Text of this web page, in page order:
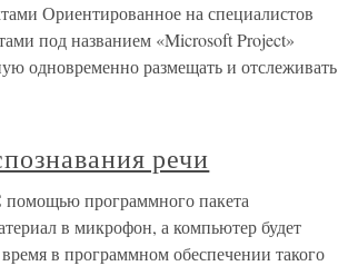
Ориентированное на специалистов
под названием «Microsoft Project»
одновременно размещать и отслеживать
речи
помощью программного пакета
в микрофон, а компьютер будет
в программном обеспечении такого